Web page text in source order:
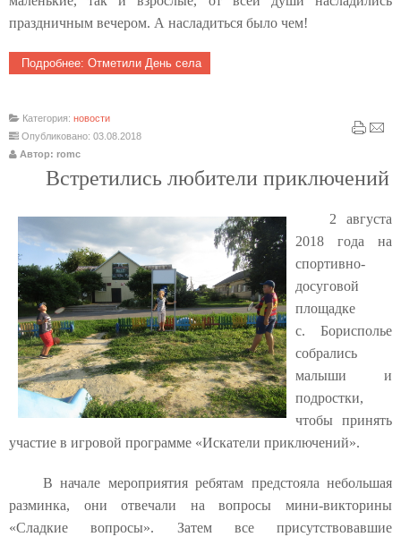
праздничным вечером. А насладиться было чем!
Подробнее: Отметили День села
Категория: новости
Опубликовано: 03.08.2018
Автор: romc
Встретились любители приключений
2 августа
2018 года на
спортивно-
досуговой
площадке
с. Борисполье
собрались
малыши и
подростки,
чтобы принять
участие в игровой программе «Искатели приключений».
В начале мероприятия ребятам предстояла небольшая
разминка, они отвечали на вопросы мини-викторины
«Сладкие вопросы». Затем все присутствовавшие